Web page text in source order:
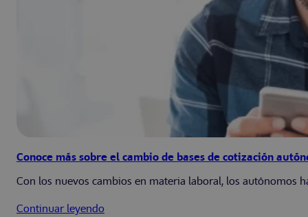
Conoce más sobre el cambio de bases de cotización
Con los nuevos cambios en materia laboral, los autónomos
Continuar leyendo